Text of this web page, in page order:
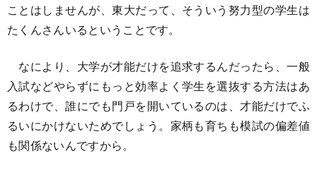
ことはしませんが、東大だって、そういう努力型の学生は
たくんさんいるということです。
なにより、大学が才能だけを追求するんだったら、一般
入試などやらずにもっと効率よく学生を選抜する方法はあ
るわけで、誰にでも門戸を開いているのは、才能だけでふ
るいにかけないためでしょう。家柄も育ちも模試の偏差値
も関係ないんですから。